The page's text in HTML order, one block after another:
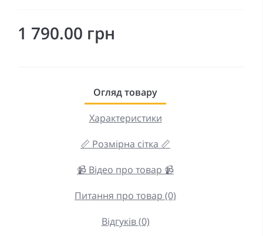
1 790.00 грн
Огляд товару
Характеристики
📏 Розмірна сітка 📏
📹 Відео про товар 📹
Питання про товар (0)
Відгуків (0)